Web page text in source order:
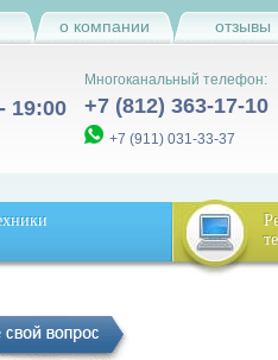
о компании отзывы
19:00
Многоканальный телефон:
+7 (812) 363-17-10
+7 (911) 031-33-37